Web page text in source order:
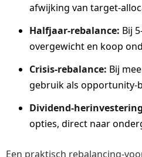
afwijking van target-
Halfjaar-rebalance: Bij
overgewicht en koop
Crisis-rebalance: Bij
gebruik als opportunity-
Dividend-
opties, direct naar
Een praktisch rebalancing-